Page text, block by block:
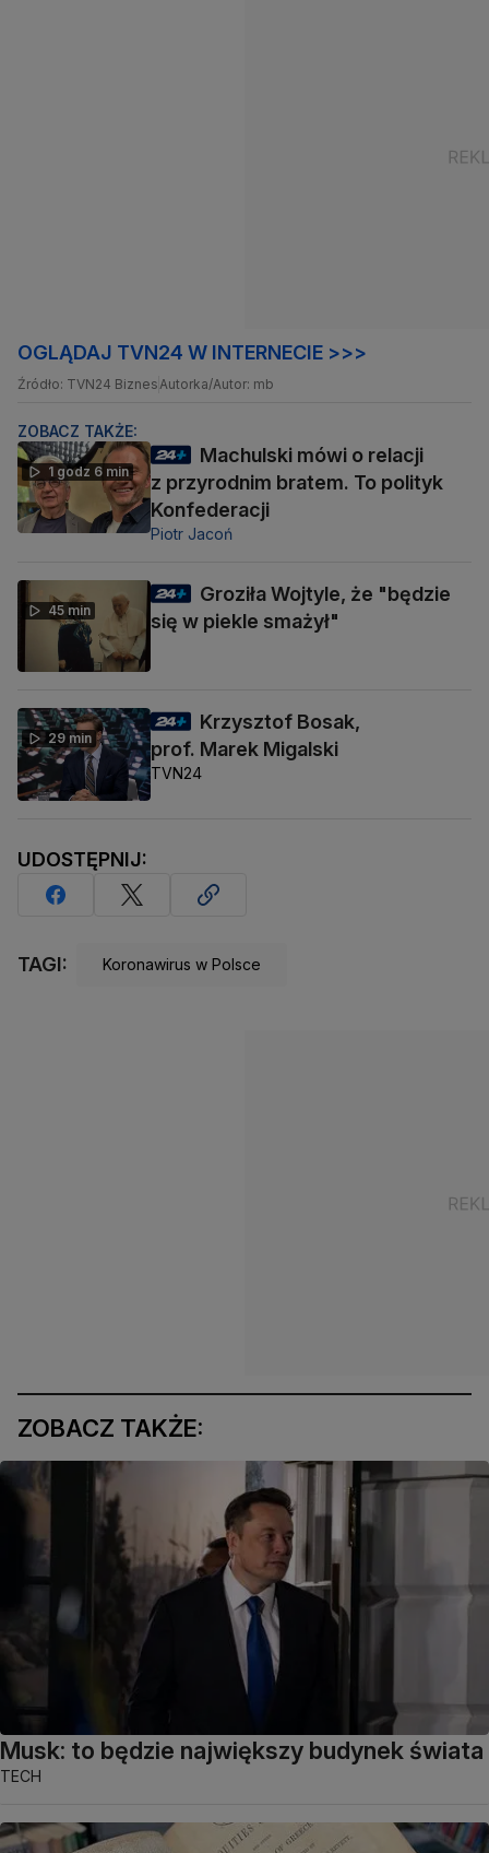
OGLĄDAJ TVN24 W INTERNECIE >>>
Źródło: TVN24 BiznesAutorka/Autor: mb
ZOBACZ TAKŻE:
1 godz 6 min
Machulski mówi o relacji
z przyrodnim bratem. To polityk
Konfederacji
Piotr Jacoń
45 min
Groziła Wojtyle, że "będzie
się w piekle smażył"
29 min
Krzysztof Bosak,
prof. Marek Migalski
TVN24
UDOSTĘPNIJ:
TAGI: Koronawirus w Polsce
ZOBACZ TAKŻE:
Musk: to będzie największy budynek świata
TECH